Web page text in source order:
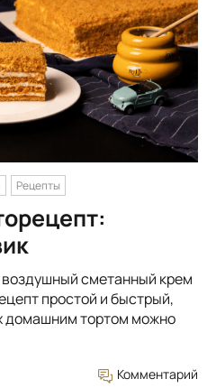
Рецепты
сметанный крем
простой и быстрый,
домашним тортом можно
Комментарий